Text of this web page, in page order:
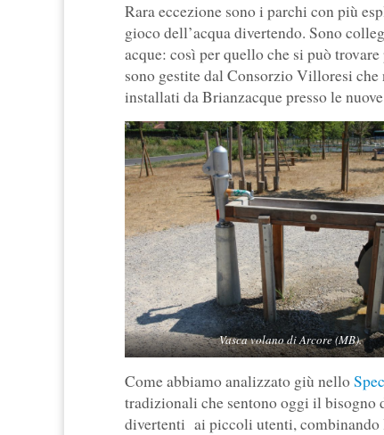
Rara eccezione sono i parchi con più
gioco dell’acqua divertendo. Sono
acque: così per quello che si può
sono gestite dal Consorzio Villoresi
installati da Brianzacque presso le
Vasca volano di Arcore (MB).
Come abbiamo analizzato giù nello
tradizionali che sentono oggi il bisogno
divertenti ai piccoli utenti, combinando